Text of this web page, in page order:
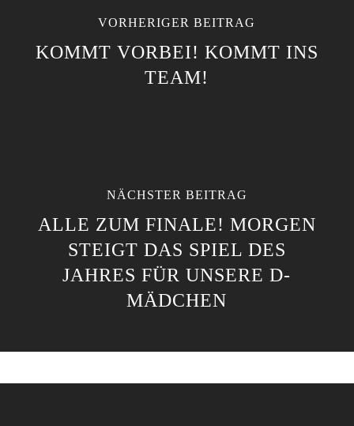
VORHERIGER BEITRAG
KOMMT VORBEI! KOMMT INS
TEAM!
NÄCHSTER BEITRAG
ALLE ZUM FINALE! MORGEN
STEIGT DAS SPIEL DES
JAHRES FÜR UNSERE D-
MÄDCHEN